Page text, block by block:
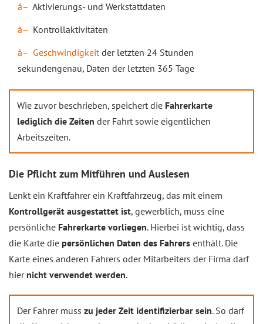
Aktivierungs- und Werkstattdaten
Kontrollaktivitäten
Geschwindigkeitder letzten 24 Stunden
sekundengenau, Daten der letzten 365 Tage
Wie zuvor beschrieben, speichert die Fahrerkarte
lediglich die Zeiten der Fahrt sowie eigentlichen
Arbeitszeiten.
Die Pflicht zum Mitführen und Auslesen
Lenkt ein Kraftfahrer ein Kraftfahrzeug, das mit einem
Kontrollgerät ausgestattet ist, gewerblich, muss eine
persönliche Fahrerkarte vorliegen. Hierbei ist wichtig, dass
die Karte die persönlichen Daten des Fahrers enthält. Die
Karte eines anderen Fahrers oder Mitarbeiters der Firma darf
hier nicht verwendet werden.
Der Fahrer muss zu jeder Zeit identifizierbar sein. So darf